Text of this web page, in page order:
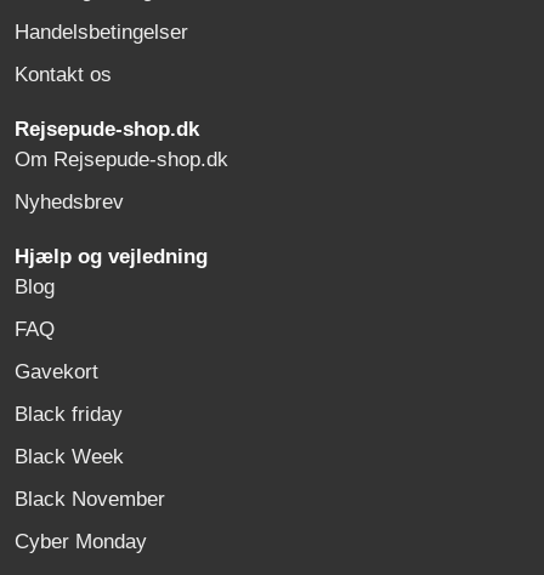
Handelsbetingelser
Kontakt os
Rejsepude-shop.dk
Om Rejsepude-shop.dk
Nyhedsbrev
Hjælp og vejledning
Blog
FAQ
Gavekort
Black friday
Black Week
Black November
Cyber Monday